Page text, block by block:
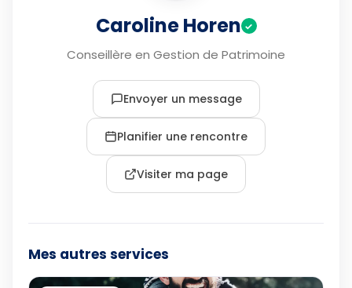
Caroline Horen ✓
Conseillère en Gestion de Patrimoine
Envoyer un message
Planifier une rencontre
Visiter ma page
Mes autres services